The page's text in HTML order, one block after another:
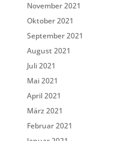
November 2021
Oktober 2021
September 2021
August 2021
Juli 2021
Mai 2021
April 2021
März 2021
Februar 2021